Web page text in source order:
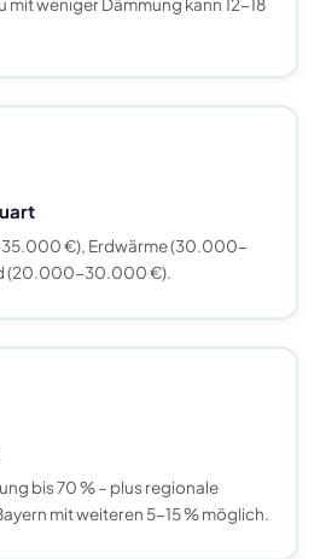
mit weniger Dämmung kann 12-18
€), Erdwärme (30.000-
(20.000-30.000 €).
bis 70 % – plus regionale
mit weiteren 5-15 % möglich.